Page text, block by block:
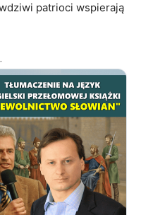
patrioci wspierają